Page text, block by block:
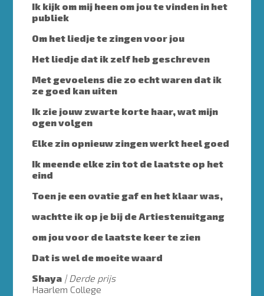
Ik kijk om mij heen om jou te vinden in het
publiek
Om het liedje te zingen voor jou
Het liedje dat ik zelf heb geschreven
Met gevoelens die zo echt waren dat ik
ze goed kan uiten
Ik zie jouw zwarte korte haar, wat mijn
ogen volgen
Elke zin opnieuw zingen werkt heel goed
Ik meende elke zin tot de laatste op het
eind
Toen je een ovatie gaf en het klaar was,
wachtte ik op je bij de Artiestenuitgang
om jou voor de laatste keer te zien
Dat is wel de moeite waard
Shaya
Derde prijs
Haarlem College